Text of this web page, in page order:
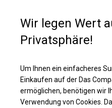
KONSTRUKTION
Wir legen Wert
Privatsphäre!
Um Ihnen ein einfacheres
Einkaufen auf der Das
ermöglichen, benötigen wir
Verwendung von Cookies.